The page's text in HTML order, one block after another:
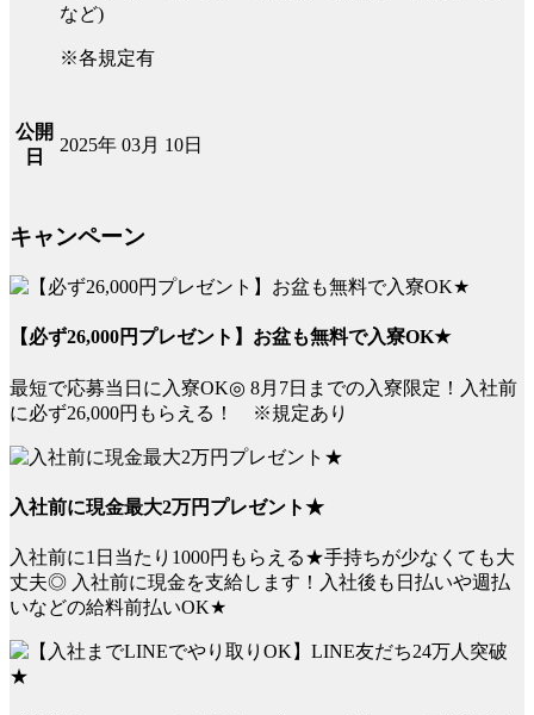
など)
※各規定有
公開
日
2025年 03月 10日
キャンペーン
【必ず26,000円プレゼント】お盆も無料で入寮OK★
最短で応募当日に入寮OK◎ 8月7日までの入寮限定！入社前
に必ず26,000円もらえる！ ※規定あり
入社前に現金最大2万円プレゼント★
入社前に1日当たり1000円もらえる★手持ちが少なくても大
丈夫◎ 入社前に現金を支給します！入社後も日払いや週払
いなどの給料前払いOK★